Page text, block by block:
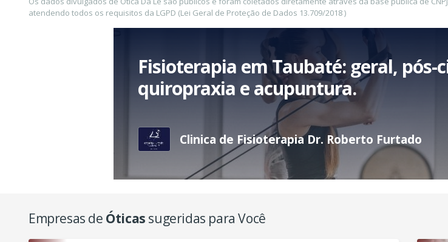
atendendo todos os requisitos da LGPD (Lei Geral de Proteção de Dados 13.709/2018 )
Fisioterapia em Taubaté: geral, pós-
quiropraxia e acupuntura.
Clinica de Fisioterapia Dr. Roberto Furtado
Empresas de Óticas sugeridas para Você